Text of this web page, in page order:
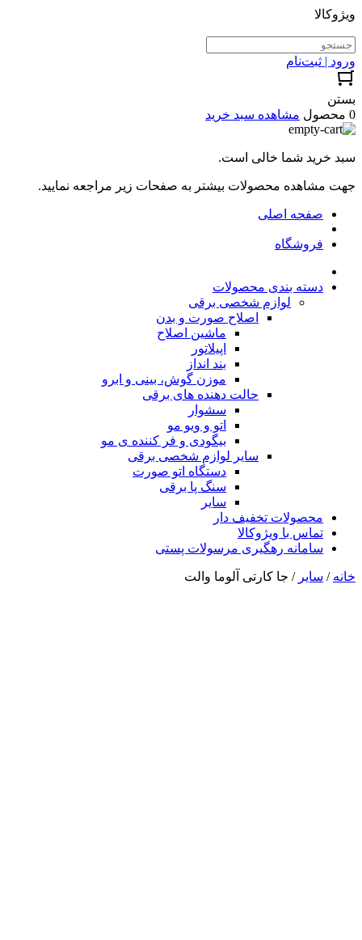
ویژوکالا
ورود | ثبت‌نام
بستن
0 محصول
مشاهده سبد خرید
سبد خرید شما خالی است.
جهت مشاهده محصولات بیشتر به صفحات زیر مراجعه نمایید.
صفحه اصلی
فروشگاه
دسته بندی محصولات
لوازم شخصی برقی
اصلاح صورت و بدن
ماشین اصلاح
اپیلاتور
بند انداز
موزن گوش، بینی و ابرو
حالت دهنده های برقی
سشوار
اتو و ویو مو
بیگودی و فر کننده ی مو
سایر لوازم شخصی برقی
دستگاه اتو صورت
سنگ پا برقی
سایر
محصولات تخفیف دار
تماس با ویژوکالا
سامانه رهگیری مرسولات پستی
خانه / سایر / جا کارتی آلوما والت